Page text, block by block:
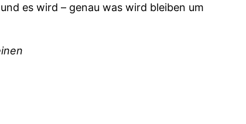
es wird – genau was wird bleiben um